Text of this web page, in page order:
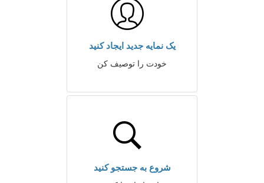
یک نمایه جدید ایجاد کنید
خودت را توصیف کن
شروع به جستجو کنید